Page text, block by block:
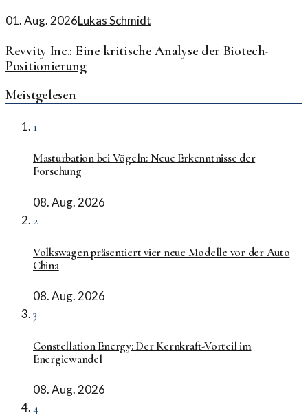
01. Aug. 2026Lukas Schmidt
Revvity Inc.: Eine kritische Analyse der Biotech-
Positionierung
Meistgelesen
1
Masturbation bei Vögeln: Neue Erkenntnisse der
Forschung
08. Aug. 2026
2
Volkswagen präsentiert vier neue Modelle vor der Auto
China
08. Aug. 2026
3
Constellation Energy: Der Kernkraft-Vorteil im
Energiewandel
08. Aug. 2026
4